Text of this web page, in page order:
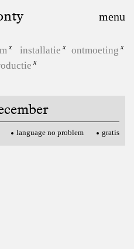
installatie
ontmoeting
language no problem gratis